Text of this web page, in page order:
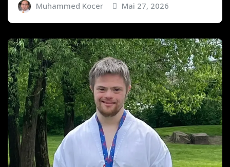
Muhammed Kocer Mai 27, 2026